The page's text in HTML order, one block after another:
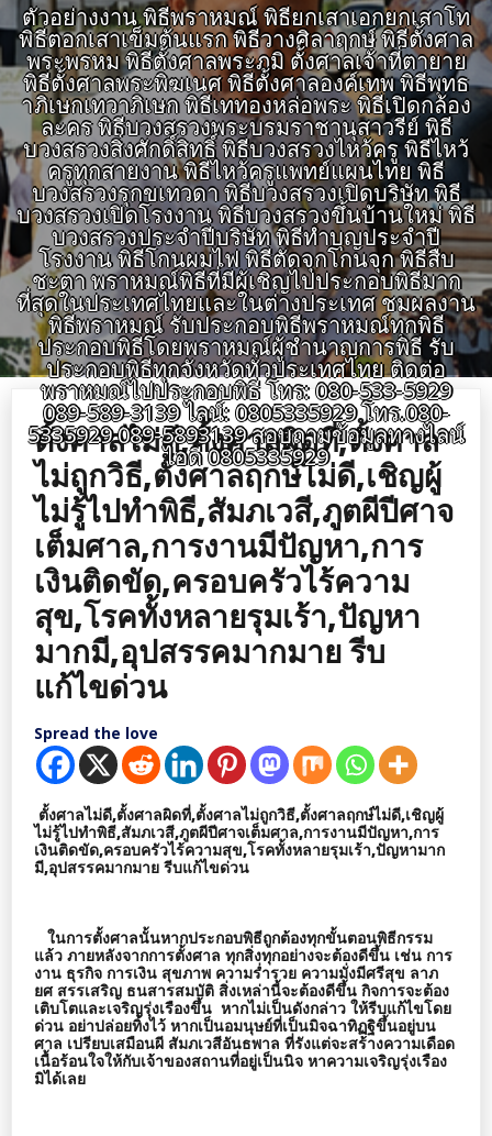
ตัวอย่างงาน พิธีพราหมณ์ พิธียกเสาเอกยกเสาโท
พิธีตอกเสาเข็มต้นแรก พิธีวางศิลาฤกษ์ พิธีตั้งศาล
พระพรหม พิธีตั้งศาลพระภูมิ ตั้งศาลเจ้าที่ตายาย
พิธีตั้งศาลพระพิฆเนศ พิธีตั้งศาลองค์เทพ พิธีพุทธ
าภิเษกเทวาภิเษก พิธีเททองหล่อพระ พิธีเปิดกล้อง
ละคร พิธีบวงสรวงพระบรมราชานุสาวรีย์ พิธี
บวงสรวงสิ่งศักดิ์สิทธิ์ พิธีบวงสรวงไหว้ครู พิธีไหว้
ครูทุกสายงาน พิธีไหว้ครูแพทย์แผนไทย พิธี
บวงสรวงรุกขเทวดา พิธีบวงสรวงเปิดบริษัท พิธี
บวงสรวงเปิดโรงงาน พิธีบวงสรวงขึ้นบ้านใหม่ พิธี
บวงสรวงประจำปีบริษัท พิธีทำบุญประจำปี
โรงงาน พิธีโกนผมไฟ พิธีตัดจุกโกนจุก พิธีสืบ
ชะตา พราหมณ์พิธีที่มีผู้เชิญไปประกอบพิธีมาก
ที่สุดในประเทศไทยและในต่างประเทศ ชมผลงาน
พิธีพราหมณ์ รับประกอบพิธีพราหมณ์ทุกพิธี
ประกอบพิธีโดยพราหมณ์ผู้ชำนาญการพิธี รับ
ประกอบพิธีทุกจังหวัดทั่วประเทศไทย ติดต่อ
พราหมณ์ไปประกอบพิธี โทร: 080-533-5929
089-589-3139 ไลน์: 0805335929 โทร.080-
5335929 089-5893139 สอบถามข้อมูลทางไลน์
ไอดี 0805335929
ตั้งศาลไม่ดี,ตั้งศาลผิดที่,ตั้งศาล
ไม่ถูกวิธี,ตั้งศาลฤกษ์ไม่ดี,เชิญผู้
ไม่รู้ไปทำพิธี,สัมภเวสี,ภูตผีปีศาจ
เต็มศาล,การงานมีปัญหา,การ
เงินติดขัด,ครอบครัวไร้ความ
สุข,โรคทั้งหลายรุมเร้า,ปัญหา
มากมี,อุปสรรคมากมาย รีบ
แก้ไขด่วน
Spread the love
ตั้งศาลไม่ดี,ตั้งศาลผิดที่,ตั้งศาลไม่ถูกวิธี,ตั้งศาลฤกษ์ไม่ดี,เชิญผู้
ไม่รู้ไปทำพิธี,สัมภเวสี,ภูตผีปีศาจเต็มศาล,การงานมีปัญหา,การ
เงินติดขัด,ครอบครัวไร้ความสุข,โรคทั้งหลายรุมเร้า,ปัญหามาก
มี,อุปสรรคมากมาย รีบแก้ไขด่วน
ในการตั้งศาลนั้นหากประกอบพิธีถูกต้องทุกขั้นตอนพิธีกรรม
แล้ว ภายหลังจากการตั้งศาล ทุกสิ่งทุกอย่างจะต้องดีขึ้น เช่น การ
งาน ธุรกิจ การเงิน สุขภาพ ความร่ำรวย ความมั่งมีศรีสุข ลาภ
ยศ สรรเสริญ ธนสารสมบัติ สิ่งเหล่านี้จะต้องดีขึ้น กิจการจะต้อง
เติบโตและเจริญรุ่งเรืองขึ้น หากไม่เป็นดังกล่าว ให้รีบแก้ไขโดย
ด่วน อย่าปล่อยทิ้งไว้ หากเป็นอมนุษย์ที่เป็นมิจฉาทิฏฐิขึ้นอยู่บน
ศาล เปรียบเสมือนผี สัมภเวสีอันธพาล ที่รังแต่จะสร้างความเดือด
เนื้อร้อนใจให้กับเจ้าของสถานที่อยู่เป็นนิจ หาความเจริญรุ่งเรือง
มิได้เลย